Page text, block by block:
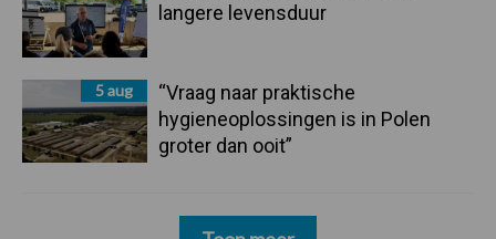
langere levensduur
5 aug
“Vraag naar praktische
hygieneoplossingen is in Polen
groter dan ooit”